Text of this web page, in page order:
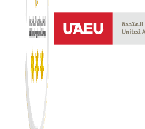
نظام